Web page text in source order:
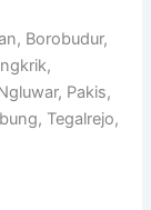
Borobudur,
Pakis,
Tegalrejo,